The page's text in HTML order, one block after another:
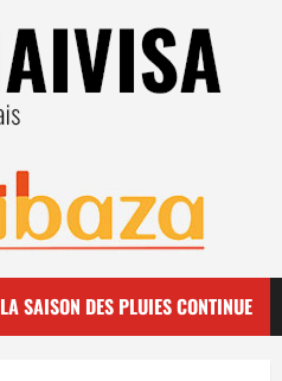
LA SAISON DES PLUIES CONTINUE